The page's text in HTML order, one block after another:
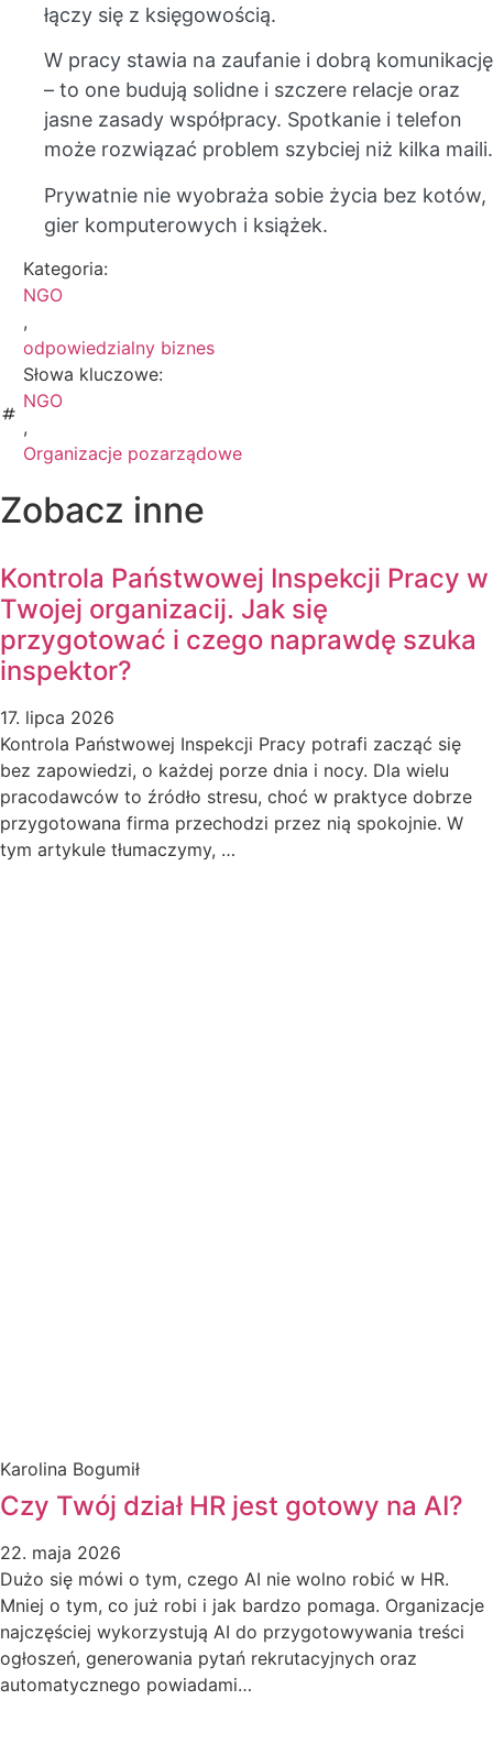
łączy się z księgowością.
W pracy stawia na zaufanie i dobrą komunikację
– to one budują solidne i szczere relacje oraz
jasne zasady współpracy. Spotkanie i telefon
może rozwiązać problem szybciej niż kilka maili.
Prywatnie nie wyobraża sobie życia bez kotów,
gier komputerowych i książek.
Kategoria:
NGO
,
odpowiedzialny biznes
Słowa kluczowe:
NGO
,
Organizacje pozarządowe
Zobacz inne
Kontrola Państwowej Inspekcji Pracy w
Twojej organizacij. Jak się
przygotować i czego naprawdę szuka
inspektor?
17. lipca 2026
Kontrola Państwowej Inspekcji Pracy potrafi zacząć się
bez zapowiedzi, o każdej porze dnia i nocy. Dla wielu
pracodawców to źródło stresu, choć w praktyce dobrze
przygotowana firma przechodzi przez nią spokojnie. W
tym artykule tłumaczymy, …
Karolina Bogumił
Czy Twój dział HR jest gotowy na AI?
22. maja 2026
Dużo się mówi o tym, czego AI nie wolno robić w HR.
Mniej o tym, co już robi i jak bardzo pomaga. Organizacje
najczęściej wykorzystują AI do przygotowywania treści
ogłoszeń, generowania pytań rekrutacyjnych oraz
automatycznego powiadami…